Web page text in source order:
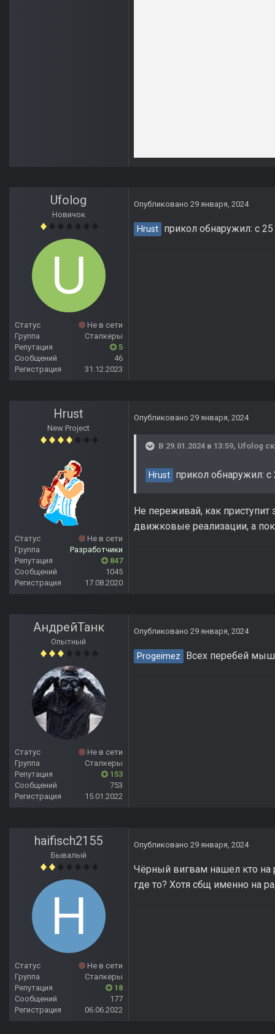
Ufolog
Новичок
Статус
Не в сети
Группа
Сталкеры
Репутация
5
Сообщений
46
Регистрация
31.12.2023
Опубликовано 29 января, 2024
Hrust прикол обнаружил: с
Hrust
New Project
Статус
Не в сети
Группа
Разработчики
Репутация
847
Сообщений
1045
Регистрация
17.08.2020
Опубликовано 29 января, 2024
В 29.01.2024 в 13:59, Ufolog
Hrust прикол обнаружил: с
Не переживай, как
движковые реализации, а
АндрейТанк
Опытный
Статус
Не в сети
Группа
Сталкеры
Репутация
153
Сообщений
753
Регистрация
15.01.2022
Опубликовано 29 января, 2024
Progeimez Всех перебей
haifisch2155
Бывалый
Статус
Не в сети
Группа
Сталкеры
Репутация
18
Сообщений
177
Регистрация
06.06.2022
Опубликовано 29 января, 2024
Чёрный вигвам нашел кто на
где то? Хотя сбщ именно на